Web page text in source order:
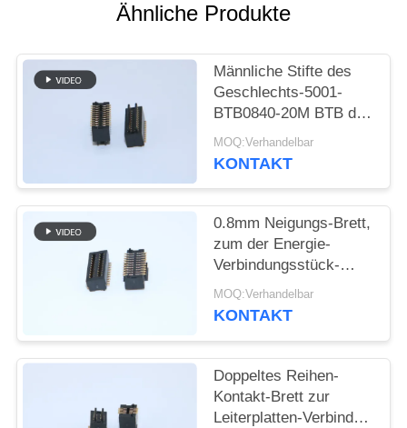
PRIVACY
POLICY
Ähnliche Produkte
Männliche Stifte des
Geschlechts-5001-
BTB0840-20M BTB des
Verbindungsstück-
0.8mm der Neigungs-
MOQ:Verhandelbar
KONTAKT
0.8mm Neigungs-Brett,
zum der Energie-
Verbindungsstück-
weiblichen Art 5001-
BTB0830-20F zu
MOQ:Verhandelbar
KONTAKT
Doppeltes Reihen-
Kontakt-Brett zur
Leiterplatten-Verbinder-